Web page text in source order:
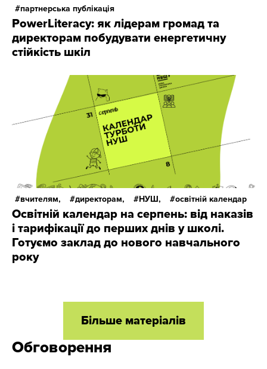
партнерська публікація
PowerLiteracy: як лідерам громад та
директорам побудувати енергетичну
стійкість шкіл
вчителям, директорам, НУШ, освітній календар
Освітній календар на серпень: від наказів
і тарифікації до перших днів у школі.
Готуємо заклад до нового навчального
року
Більше матеріалів
Обговорення